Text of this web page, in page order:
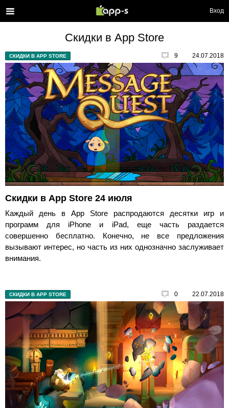
Вход
Скидки в App Store
СКИДКИ В APP STORE 9 24.07.2018
Скидки в App Store 24 июля
Каждый день в App Store распродаются десятки игр и
программ для iPhone и iPad, еще часть раздается
совершенно бесплатно. Конечно, не все предложения
вызывают интерес, но часть из них однозначно заслуживает
внимания.
СКИДКИ В APP STORE 0 22.07.2018